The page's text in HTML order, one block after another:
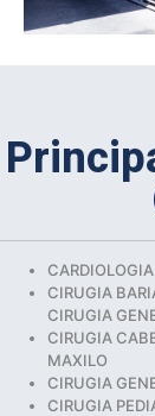
CARDIOLOGIA
CIRUGIA
CIRUGIA
CIRUGIA
MAXILO
CIRUGIA
CIRUGIA